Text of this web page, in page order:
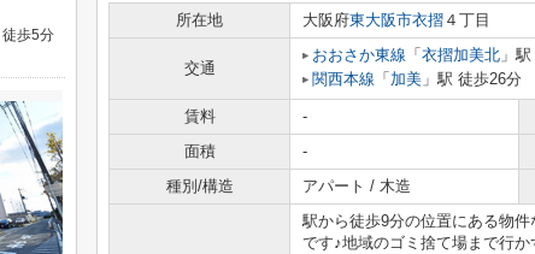
所在地 大阪府東大阪市衣摺 ４丁目
交通
おおさか東線 「 衣摺加美北 」
関西本線 「 加美 」駅 徒歩26分
賃料 -
面積
-
種別/構造
アパート / 木造
駅から徒歩9分の位置にある物
です♪地域のゴミ捨て場まで行
歩5分